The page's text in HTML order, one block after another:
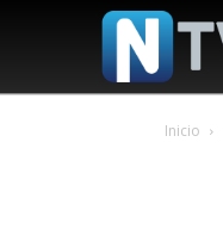
Inicio